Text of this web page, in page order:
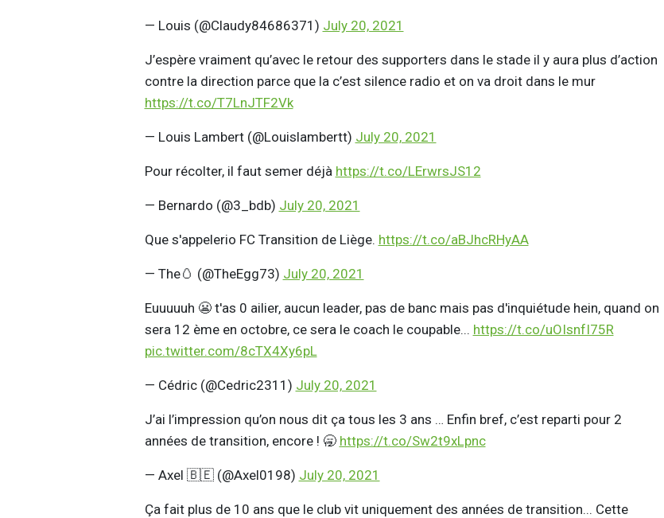
— Louis (@Claudy84686371) July 20, 2021
J’espère vraiment qu’avec le retour des supporters dans le stade il y aura plus d’action
contre la direction parce que la c’est silence radio et on va droit dans le mur
https://t.co/T7LnJTF2Vk
— Louis Lambert (@Louislambertt) July 20, 2021
Pour récolter, il faut semer déjà https://t.co/LErwrsJS12
— Bernardo (@3_bdb) July 20, 2021
Que s'appelerio FC Transition de Liège. https://t.co/aBJhcRHyAA
— The🥚 (@TheEgg73) July 20, 2021
Euuuuuh 😬 t'as 0 ailier, aucun leader, pas de banc mais pas d'inquiétude hein, quand on
sera 12 ème en octobre, ce sera le coach le coupable... https://t.co/uOIsnfI75R
pic.twitter.com/8cTX4Xy6pL
— Cédric (@Cedric2311) July 20, 2021
J’ai l’impression qu’on nous dit ça tous les 3 ans … Enfin bref, c’est reparti pour 2
années de transition, encore ! 🥱 https://t.co/Sw2t9xLpnc
— Axel 🇧🇪 (@Axel0198) July 20, 2021
Ça fait plus de 10 ans que le club vit uniquement des années de transition... Cette